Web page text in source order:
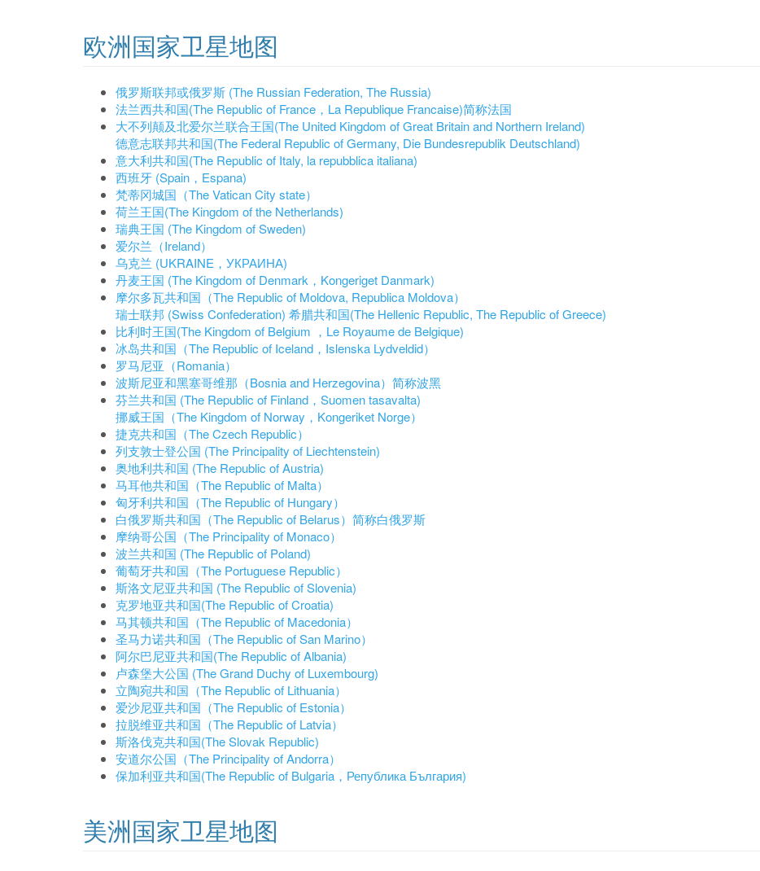
欧洲国家卫星地图
俄罗斯联邦或俄罗斯 (The Russian Federation, The Russia)
法兰西共和国(The Republic of France，La Republique Francaise)简称法国
大不列颠及北爱尔兰联合王国(The United Kingdom of Great Britain and Northern Ireland)
德意志联邦共和国(The Federal Republic of Germany, Die Bundesrepublik Deutschland)
意大利共和国(The Republic of Italy, la repubblica italiana)
西班牙 (Spain，Espana)
梵蒂冈城国（The Vatican City state）
荷兰王国(The Kingdom of the Netherlands)
瑞典王国 (The Kingdom of Sweden)
爱尔兰（Ireland）
乌克兰 (UKRAINE，УКРАИНА)
丹麦王国 (The Kingdom of Denmark，Kongeriget Danmark)
摩尔多瓦共和国（The Republic of Moldova, Republica Moldova）
瑞士联邦 (Swiss Confederation) 希腊共和国(The Hellenic Republic, The Republic of Greece)
比利时王国(The Kingdom of Belgium ，Le Royaume de Belgique)
冰岛共和国（The Republic of Iceland，Islenska Lydveldid）
罗马尼亚（Romania）
波斯尼亚和黑塞哥维那（Bosnia and Herzegovina）简称波黑
芬兰共和国 (The Republic of Finland，Suomen tasavalta)
挪威王国（The Kingdom of Norway，Kongeriket Norge）
捷克共和国（The Czech Republic）
列支敦士登公国 (The Principality of Liechtenstein)
奥地利共和国 (The Republic of Austria)
马耳他共和国（The Republic of Malta）
匈牙利共和国（The Republic of Hungary）
白俄罗斯共和国（The Republic of Belarus）简称白俄罗斯
摩纳哥公国（The Principality of Monaco）
波兰共和国 (The Republic of Poland)
葡萄牙共和国（The Portuguese Republic）
斯洛文尼亚共和国 (The Republic of Slovenia)
克罗地亚共和国(The Republic of Croatia)
马其顿共和国（The Republic of Macedonia）
圣马力诺共和国（The Republic of San Marino）
阿尔巴尼亚共和国(The Republic of Albania)
卢森堡大公国 (The Grand Duchy of Luxembourg)
立陶宛共和国（The Republic of Lithuania）
爱沙尼亚共和国（The Republic of Estonia）
拉脱维亚共和国（The Republic of Latvia）
斯洛伐克共和国(The Slovak Republic)
安道尔公国（The Principality of Andorra）
保加利亚共和国(The Republic of Bulgaria，Република България)
美洲国家卫星地图